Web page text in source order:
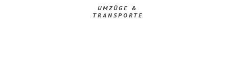
UMZÜGE &
TRANSPORTE